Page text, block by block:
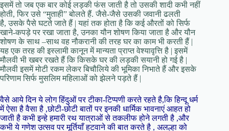
इसमें तो जब एक बार कोई लड़की फंस जाती है तो उसकी शादी कभी नहीं
होती, फिर उसे “मुताही” बोलते हैं. जैसे-जैसे उसकी जवानी ढलती
है, उसके पैसे घटते जाते हैं | यहां तक होता है कि कई औरतों को सिर्फ
खाने-कपड़े पर रखा जाता है, उनका यौन शोषण किया जाता है और यौन
शोषण के साथ –साथ वह नौकरानी की तरह घर का काम भी करती हैं |
यह एक तरह की इस्लामी कानून में मान्यता प्राप्त वेश्यावृत्ति है | इसमें
मौलवी भी खबर रखते हैं कि किसके घर की लड़की सयानी हो गई है |
मौलवी इसमें मोटी रकम लेकर बिचौलिये की भूमिका निभाते हैं और इसके
परिणाम सिर्फ मुसलिम महिलाओं को झेलने पड़ते हैं |
वैसे आये दिन ये लोग हिंदुओं पर टीका-टिप्पणी करते रहते है,कि हिन्दू धर्म
में ऐसा है वैसा है ,छोटी-छोटी बातों पर इनकी धार्मिक भावनाएं आहत हो
जाती है कभी इन्हे हमारी रथ यात्राओं से तकलीफ होने लगती है ,और
कभी ये गणेश उत्सव पर मूर्तियाँ हटवाने की बात करते है , अलल्हा को